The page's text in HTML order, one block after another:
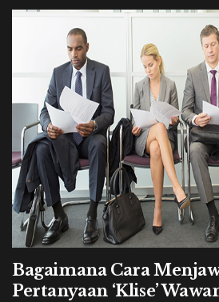
Bagaimana Cara
Pertanyaan ‘Klise’